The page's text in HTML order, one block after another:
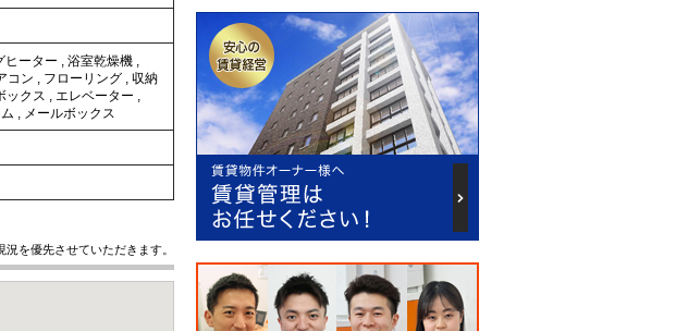
ヒーター , 浴室乾燥機 ,
コン , フローリング , 収納
ックス , エレベーター ,
, メールボックス
を優先させていただきます。